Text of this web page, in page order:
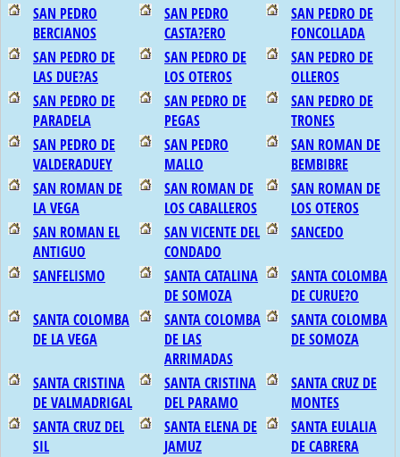
SAN PEDRO
BERCIANOS
SAN PEDRO
CASTA?ERO
SAN PEDRO DE
FONCOLLADA
SAN PEDRO DE
LAS DUE?AS
SAN PEDRO DE
LOS OTEROS
SAN PEDRO DE
OLLEROS
SAN PEDRO DE
PARADELA
SAN PEDRO DE
PEGAS
SAN PEDRO DE
TRONES
SAN PEDRO DE
VALDERADUEY
SAN PEDRO
MALLO
SAN ROMAN DE
BEMBIBRE
SAN ROMAN DE
LA VEGA
SAN ROMAN DE
LOS CABALLEROS
SAN ROMAN DE
LOS OTEROS
SAN ROMAN EL
ANTIGUO
SAN VICENTE DEL
CONDADO
SANCEDO
SANFELISMO
SANTA CATALINA
DE SOMOZA
SANTA COLOMBA
DE CURUE?O
SANTA COLOMBA
DE LA VEGA
SANTA COLOMBA
DE LAS
ARRIMADAS
SANTA COLOMBA
DE SOMOZA
SANTA CRISTINA
DE VALMADRIGAL
SANTA CRISTINA
DEL PARAMO
SANTA CRUZ DE
MONTES
SANTA CRUZ DEL
SIL
SANTA ELENA DE
JAMUZ
SANTA EULALIA
DE CABRERA